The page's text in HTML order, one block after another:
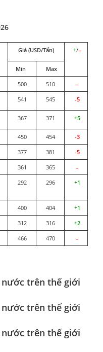
Giá (USD/Tấn) +/–
Min
Max
500 510
–
541 545 -5
367 371 +5
450 454
-3
377 381
-5
361 365
–
292 296 +1
400 404
+1
312 316
+2
466 470 –
nước trên thế giới
nước trên thế giới
nước trên thế giới